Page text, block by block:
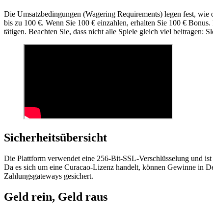
Die Umsatzbedingungen (Wagering Requirements) legen fest,
bis zu 100 €. Wenn Sie 100 € einzahlen, erhalten Sie 100 €
tätigen. Beachten Sie, dass nicht alle Spiele gleich viel beitragen:
Sicherheitsübersicht
Die Plattform verwendet eine 256-Bit-SSL-Verschlüsselung und
Da es sich um eine Curacao-Lizenz handelt, können Gewinne in
Zahlungsgateways gesichert.
Geld rein, Geld raus